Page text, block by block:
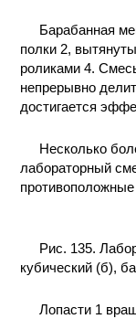
Барабанная
полки 2,
роликами 4.
непрерывно
достигается
Несколько
лабораторный
Рис. 135.
кубический (б),
Лопасти 1